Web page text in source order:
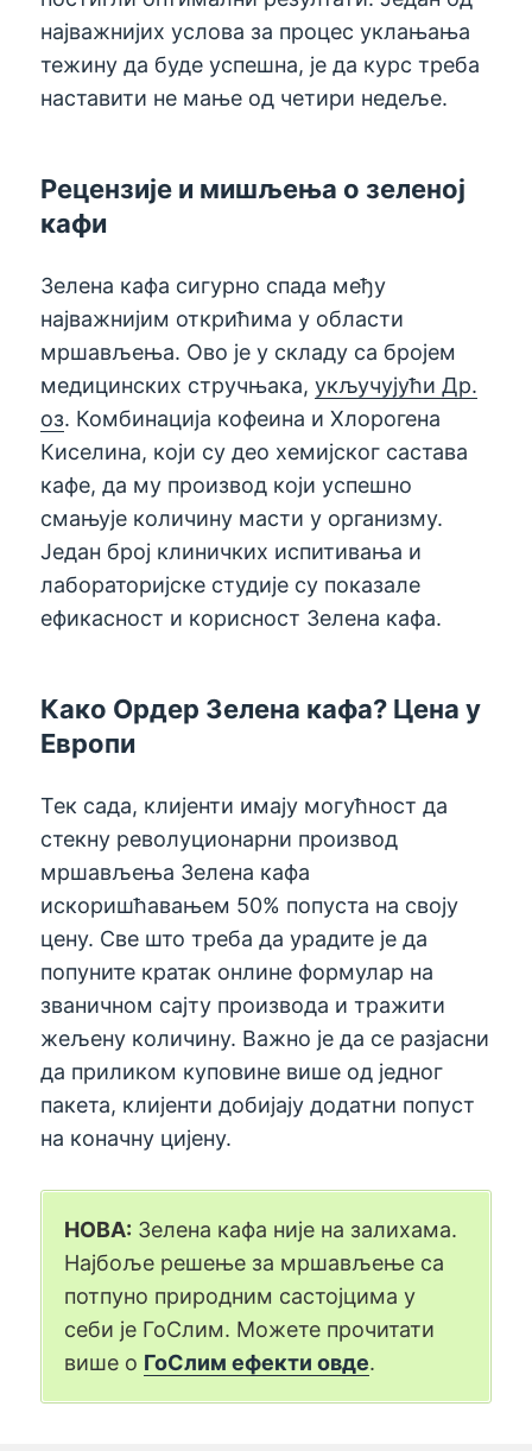
најважнијих услова за процес уклањања
тежину да буде успешна, је да курс треба
наставити не мање од четири недеље.
Рецензије и мишљења о зеленој
кафи
Зелена кафа сигурно спада међу
најважнијим открићима у области
мршављења. Ово је у складу са бројем
медицинских стручњака,укључујући Др.
оз. Комбинација кофеина и Хлорогена
Киселина, који су део хемијског састава
кафе, да му производ који успешно
смањује количину масти у организму.
Један број клиничких испитивања и
лабораторијске студије су показале
ефикасност и корисност Зелена кафа.
Како Ордер Зелена кафа? Цена у
Европи
Тек сада, клијенти имају могућност да
стекну револуционарни производ
мршављења Зелена кафа
искоришћавањем 50% попуста на своју
цену. Све што треба да урадите је да
попуните кратак онлине формулар на
званичном сајту производа и тражити
жељену количину. Важно је да се разјасни
да приликом куповине више од једног
пакета, клијенти добијају додатни попуст
на коначну цијену.
НОВА: Зелена кафа није на залихама.
Најбоље решење за мршављење са
потпуно природним састојцима у
себи је ГоСлим. Можете прочитати
више о ГоСлим ефекти овде.